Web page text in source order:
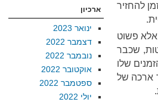
להחזיר
פשוט
שכבר
שלו
ארכה של
ארכיון
ינואר 2023
דצמבר 2022
נובמבר 2022
אוקטובר 2022
ספטמבר 2022
יולי 2022